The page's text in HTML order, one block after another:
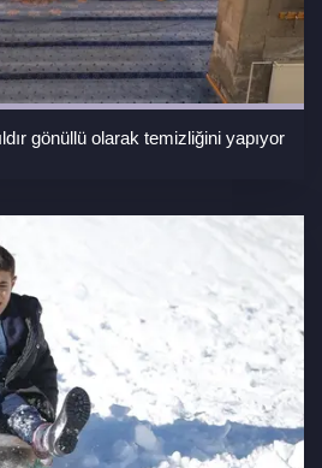
gönüllü olarak temizliğini yapıyor